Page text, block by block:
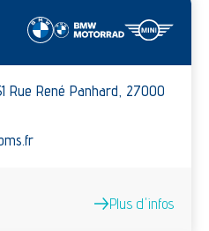
Rue René Panhard, 27000
Plus d'infos